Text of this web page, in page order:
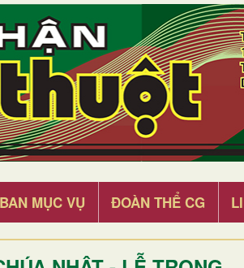
BAN MỤC VỤ ĐOÀN THỂ CG